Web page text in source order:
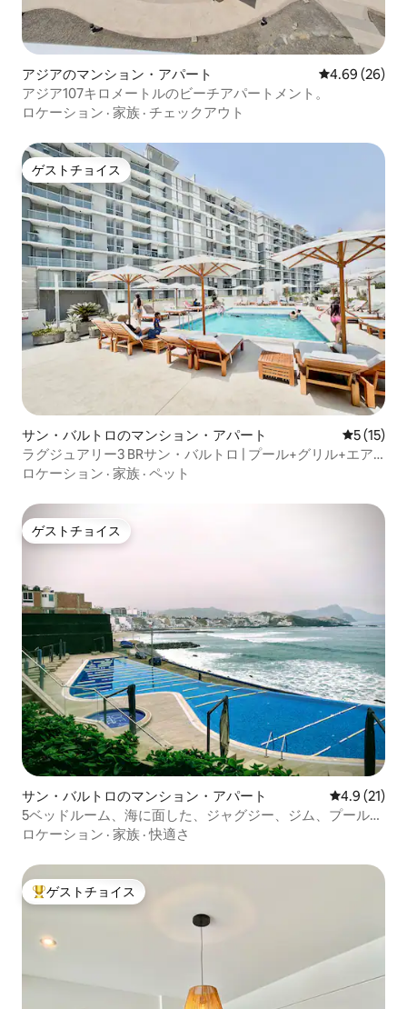
アジアのマンション・アパート レビュー26
4.69 (26)
アジア107キロメートルのビーチアパートメント。
ロケーション · 家族 · チェックアウト
ゲストチョイス
ゲストチョイス
サン・バルトロのマンション・アパート レビュー
5 (15)
ラグジュアリー3 BRサン・バルトロ | プール+グリル+エア
コン
ロケーション · 家族 · ペット
ゲストチョイス
ゲストチョイス
サン・バルトロのマンション・アパート レビュー21
4.9 (21)
5ベッドルーム、海に面した、ジャグジー、ジム、プール、
グリル
ロケーション · 家族 ·快適さ
大好評のゲストチョイスです。
ゲストチョイス